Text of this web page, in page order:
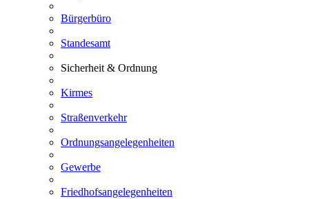
Bürgerbüro
Standesamt
Sicherheit & Ordnung
Kirmes
Straßenverkehr
Ordnungsangelegenheiten
Gewerbe
Friedhofsangelegenheiten